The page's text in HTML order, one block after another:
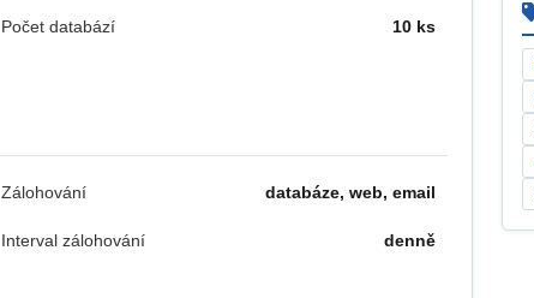
Počet databází 10 ks
Zálohování databáze, web, email
Interval zálohování denně